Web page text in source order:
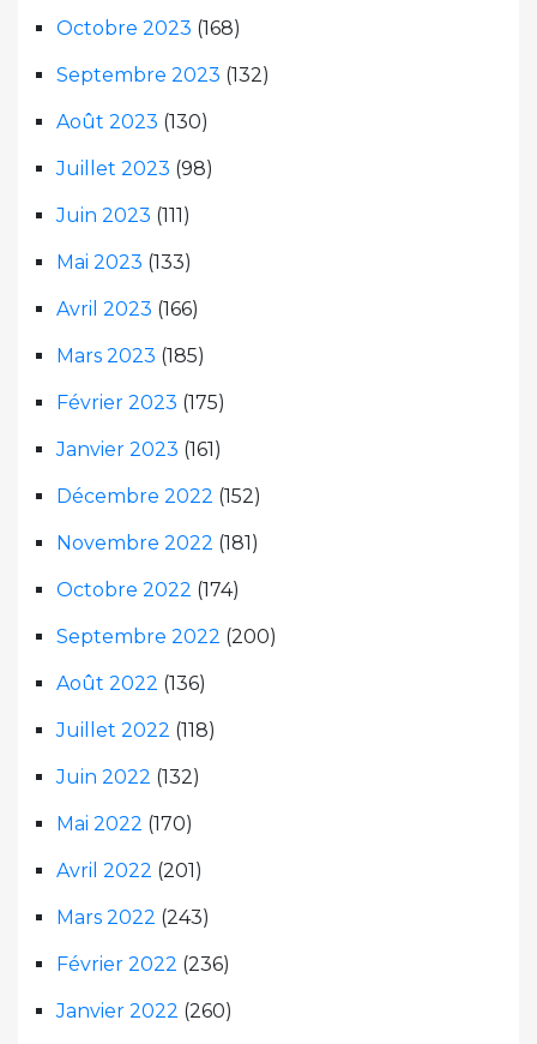
Octobre 2023 (168)
Septembre 2023 (132)
Août 2023 (130)
Juillet 2023 (98)
Juin 2023 (111)
Mai 2023 (133)
Avril 2023 (166)
Mars 2023 (185)
Février 2023 (175)
Janvier 2023 (161)
Décembre 2022 (152)
Novembre 2022 (181)
Octobre 2022 (174)
Septembre 2022 (200)
Août 2022 (136)
Juillet 2022 (118)
Juin 2022 (132)
Mai 2022 (170)
Avril 2022 (201)
Mars 2022 (243)
Février 2022 (236)
Janvier 2022 (260)